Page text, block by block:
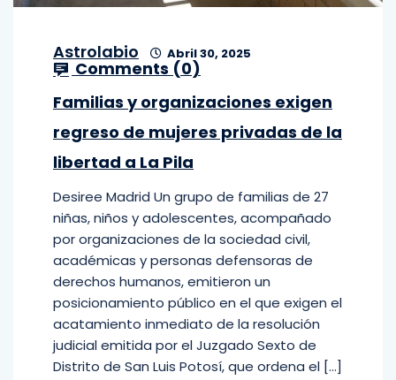
Astrolabio Abril 30, 2025
Comments (0)
Familias y organizaciones exigen
regreso de mujeres privadas de la
libertad a La Pila
Desiree Madrid Un grupo de familias de 27
niñas, niños y adolescentes, acompañado
por organizaciones de la sociedad civil,
académicas y personas defensoras de
derechos humanos, emitieron un
posicionamiento público en el que exigen el
acatamiento inmediato de la resolución
judicial emitida por el Juzgado Sexto de
Distrito de San Luis Potosí, que ordena el […]